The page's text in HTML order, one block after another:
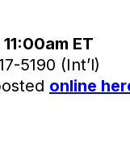
11:00am ET
5190 (Int’l)
online